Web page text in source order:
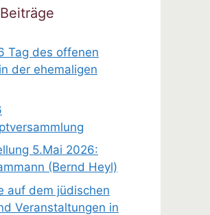
Tag des offenen
der ehemaligen
5.Mai 2026:
(Bernd Heyl)
auf dem jüdischen
Veranstaltungen in